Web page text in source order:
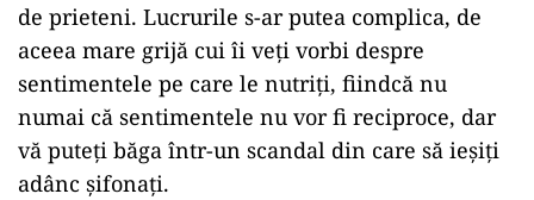
de prieteni. Lucrurile s-ar putea complica, de
aceea mare grijă cui îi veți vorbi despre
sentimentele pe care le nutriți, fiindcă nu
numai că sentimentele nu vor fi reciproce, dar
vă puteți băga într-un scandal din care să ieșiți
adânc șifonați.